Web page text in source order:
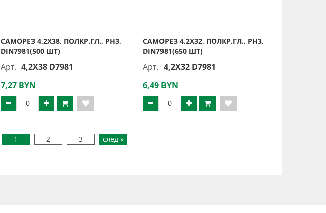
САМОРЕЗ 4,2Х38, ПОЛКР.ГЛ., PH3,
DIN7981(500 ШТ)
Арт. 4,2X38 D7981
7,27 BYN
САМОРЕЗ 4,2Х32, ПОЛКР.ГЛ., PH3,
DIN7981(650 ШТ)
Арт. 4,2X32 D7981
6,49 BYN
1 2 3 след »